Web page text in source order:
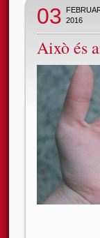
03 2016
Això és